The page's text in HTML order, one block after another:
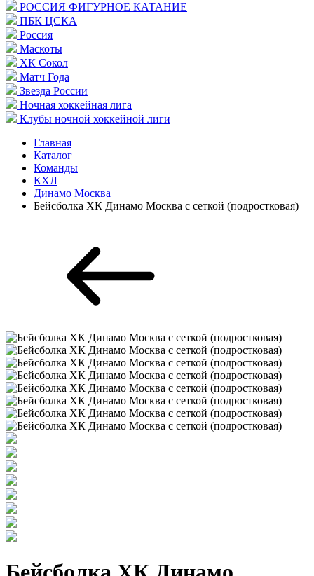
РОССИЯ ФИГУРНОЕ КАТАНИЕ
ПБК ЦСКА
Россия
Маскоты
ХК Сокол
Матч Года
Звезда России
Ночная хоккейная лига
Клубы ночной хоккейной лиги
Главная
Каталог
Команды
КХЛ
Динамо Москва
Бейсболка ХК Динамо Москва с сеткой (подростковая)